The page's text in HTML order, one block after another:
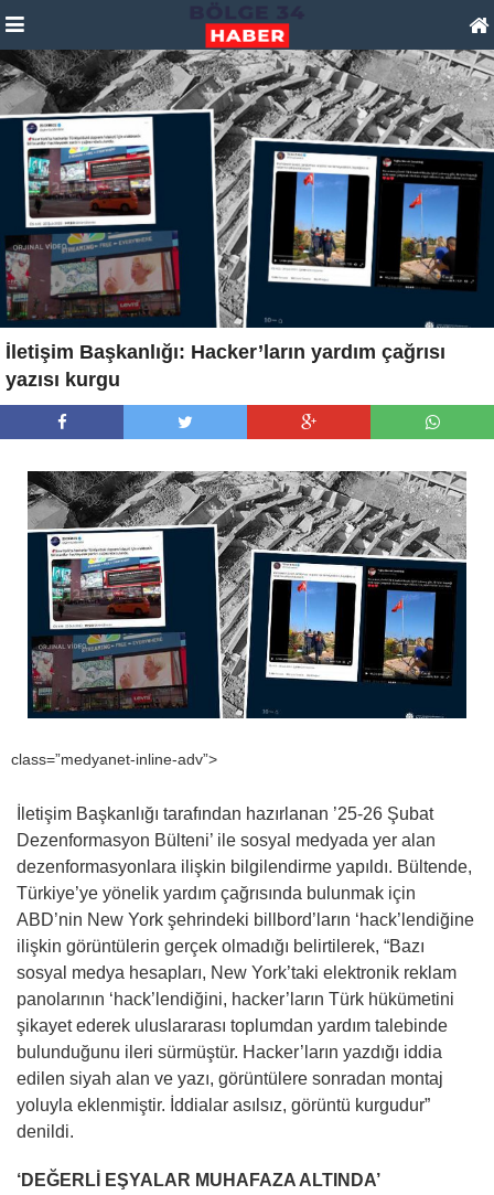
İletişim Başkanlığı: Hacker’ların yardım çağrısı
yazısı kurgu
class=”medyanet-inline-adv”>
İletişim Başkanlığı tarafından hazırlanan ’25-26 Şubat
Dezenformasyon Bülteni’ ile sosyal medyada yer alan
dezenformasyonlara ilişkin bilgilendirme yapıldı. Bültende,
Türkiye’ye yönelik yardım çağrısında bulunmak için
ABD’nin New York şehrindeki billbord’ların ‘hack’lendiğine
ilişkin görüntülerin gerçek olmadığı belirtilerek, “Bazı
sosyal medya hesapları, New York’taki elektronik reklam
panolarının ‘hack’lendiğini, hacker’ların Türk hükümetini
şikayet ederek uluslararası toplumdan yardım talebinde
bulunduğunu ileri sürmüştür. Hacker’ların yazdığı iddia
edilen siyah alan ve yazı, görüntülere sonradan montaj
yoluyla eklenmiştir. İddialar asılsız, görüntü kurgudur”
denildi.
‘DEĞERLİ EŞYALAR MUHAFAZA ALTINDA’